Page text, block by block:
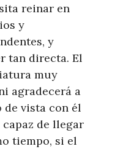
reinar en
y
y
tan directa. El
muy
agradecerá a
vista con él
de llegar
tiempo, si el